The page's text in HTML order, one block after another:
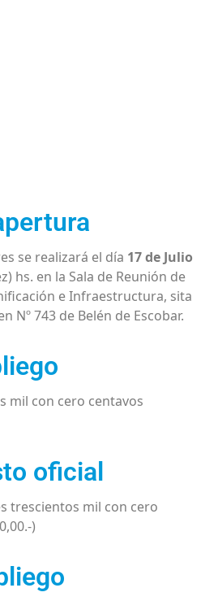
se realizará el día 17 de Julio
hs. en la Sala de Reunión de
e Infraestructura, sita
Nº 743 de Belén de Escobar.
mil con cero centavos
oficial
trescientos mil con cero
)